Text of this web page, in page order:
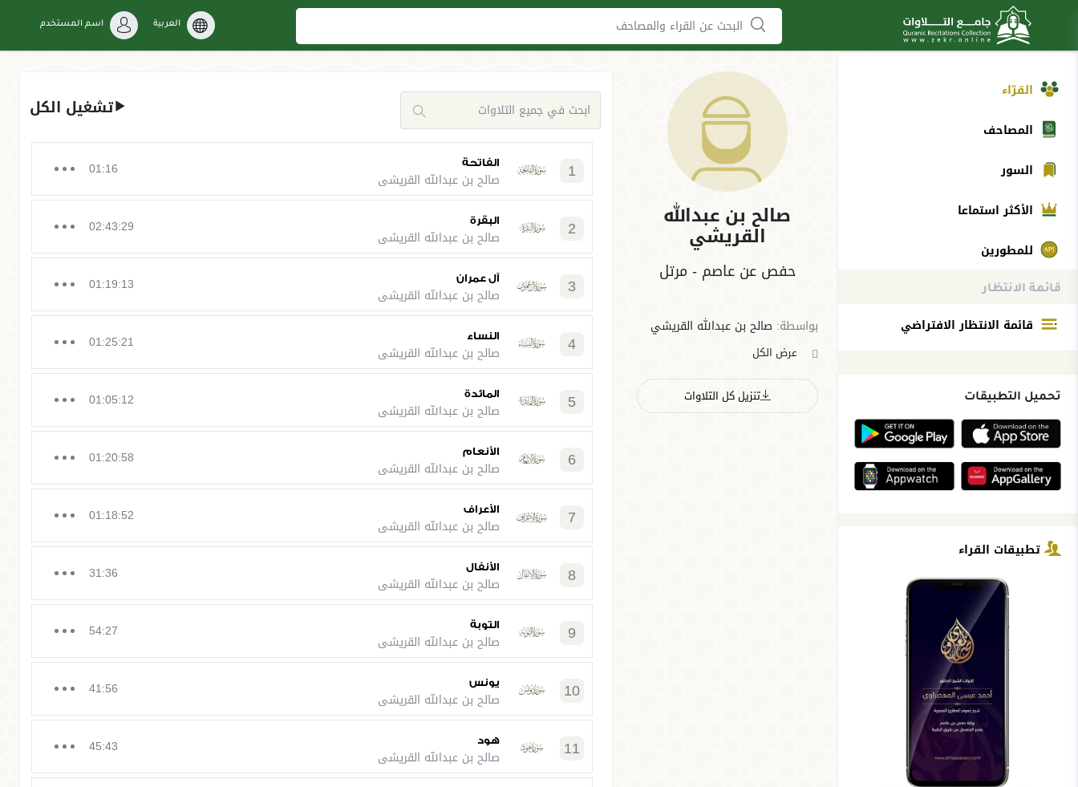
البحث عن القراء والمصاحف العربية اسم المستخدم
القرّاء
المصاحف
السور
الأكثر استماعا
للمطورين
قائمة الانتظار
قائمة الانتظار الافتراضي
تحميل التطبيقات
تطبيقات القراء
صالح بن عبدالله
القريشي
حفص عن عاصم - مرتل
بواسطة: صالح بن عبدالله القريشي
عرض الكل
تنزيل كل التلاوات
تشغيل الكل
1 الفاتحة
صالح بن عبدالله القريشي
01:16
2 البقرة
صالح بن عبدالله القريشي
02:43:29
3 آل عمران
صالح بن عبدالله القريشي
01:19:13
4 النساء
صالح بن عبدالله القريشي
01:25:21
5 المائدة
صالح بن عبدالله القريشي
01:05:12
6 الأنعام
صالح بن عبدالله القريشي
01:20:58
7 الأعراف
صالح بن عبدالله القريشي
01:18:52
8 الأنفال
صالح بن عبدالله القريشي
31:36
9 التوبة
صالح بن عبدالله القريشي
54:27
10 يونس
صالح بن عبدالله القريشي
41:56
11 هود
صالح بن عبدالله القريشي
45:43